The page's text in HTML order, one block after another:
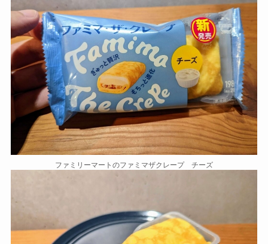
ファミリーマートのファミマザクレープ チーズ